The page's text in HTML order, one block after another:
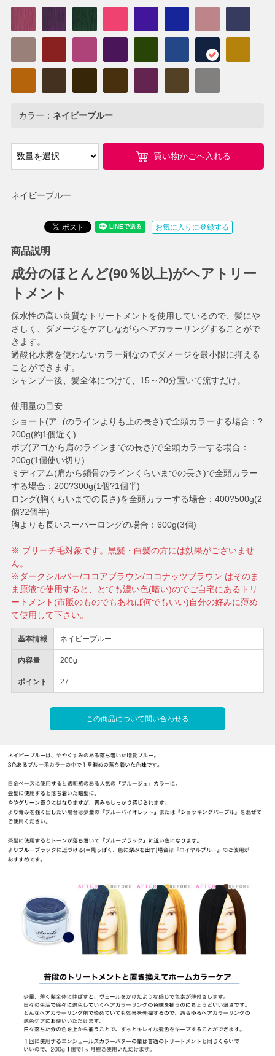
ネイビーブルー
基本情報 ネイビーブルー
内容量 200g
ポイント 27
カラー： ネイビーブルー
買い物かごへ入れる
お気に入りに登録する
この商品について問い合わせる
商品説明
成分のほとんど(90％以上)がヘアトリー
トメント
保水性の高い良質なトリートメントを使用しているので、髪にや
さしく、ダメージをケアしながらヘアカラーリングすることがで
きます。
過酸化水素を使わないカラー剤なのでダメージを最小限に抑える
ことができます。
シャンプー後、髪全体につけて、15～20分置いて流すだけ。
使用量の目安
ショート(アゴのラインよりも上の長さ)で全頭カラーする場合：?
200g(約1個近く)
ボブ(アゴから肩のラインまでの長さ)で全頭カラーする場合：
200g(1個使い切り)
ミディアム(肩から鎖骨のラインくらいまでの長さ)で全頭カラー
する場合：200?300g(1個?1個半)
ロング(胸くらいまでの長さ)を全頭カラーする場合：400?500g(2
個?2個半)
胸よりも長いスーパーロングの場合：600g(3個)
※ ブリーチ毛対象です。黒髪・白髪の方には効果がございませ
ん。
※ダークシルバー/ココアブラウン/ココナッツブラウン はそのま
ま原液で使用すると、とても濃い色(暗い)のでご自宅にあるトリ
ートメント(市販のものでもあれば何でもいい)自分の好みに薄め
て使用して下さい。